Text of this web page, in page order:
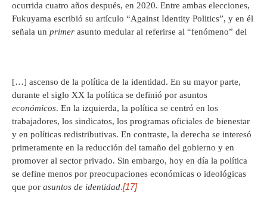
ocurrida cuatro años después, en 2020. Entre ambas elecciones,
Fukuyama escribió su artículo “Against Identity Politics”, y en él
señala un primer asunto medular al referirse al “fenómeno” del
[…] ascenso de la política de la identidad. En su mayor parte,
durante el siglo XX la política se definió por asuntos
económicos. En la izquierda, la política se centró en los
trabajadores, los sindicatos, los programas oficiales de bienestar
y en políticas redistributivas. En contraste, la derecha se interesó
primeramente en la reducción del tamaño del gobierno y en
promover al sector privado. Sin embargo, hoy en día la política
se define menos por preocupaciones económicas o ideológicas
que por asuntos de identidad.[17]